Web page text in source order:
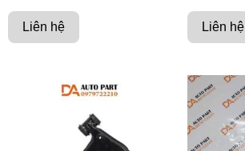
Liên hệ Liên hệ